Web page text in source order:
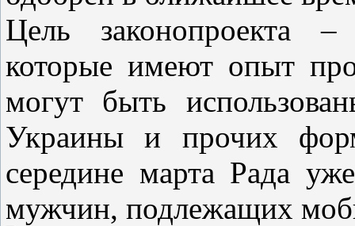
Цель законопроекта
которые имеют опыт
могут быть
Украины и прочих
середине марта Рада
мужчин, подлежащих